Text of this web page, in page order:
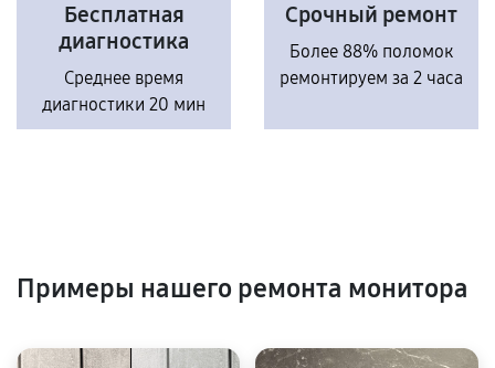
Бесплатная
диагностика
Среднее время
диагностики 20 мин
Срочный ремонт
Более 88% поломок
ремонтируем за 2 часа
Примеры нашего ремонта монитора